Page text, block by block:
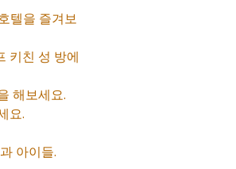
텔을 즐겨보
키친 성 방에
해보세요.
요.
아이들.